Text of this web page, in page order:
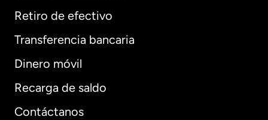
Retiro de efectivo
Transferencia bancaria
Dinero móvil
Recarga de saldo
Contáctanos